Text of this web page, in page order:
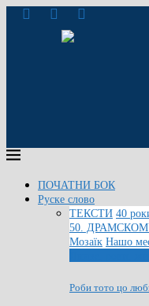
ПОЧАТНИ БОК
Руске слово
ТЕКСТИ 40
50.
Мозаїк Нашо
Роби тото цо